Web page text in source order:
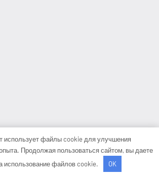
использует файлы cookie для улучшения
Продолжая пользоваться сайтом, вы даете
использование файлов cookie.
OK